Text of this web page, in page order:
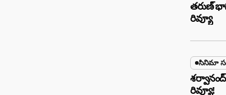
తరుణ్
రివ్యూ
సినిమా
రివ్యూ!